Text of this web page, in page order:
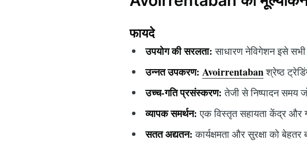
फायदे
उपयोग की सरलता: साधारण नेविगेशन इसे सभी
उन्नत उपकरण: Avoirrentabanश्रेष्ठ
उच्च-गति प्रसंस्करण: तेजी से निष्पादन समय
व्यापक समर्थन: एक विस्तृत सहायता केंद्र और
सतत अद्यतन: कार्यक्षमता और सुरक्षा को